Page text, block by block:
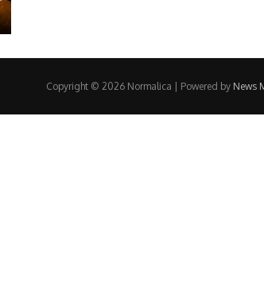
Copyright © 2026 Normalica | Powered by News